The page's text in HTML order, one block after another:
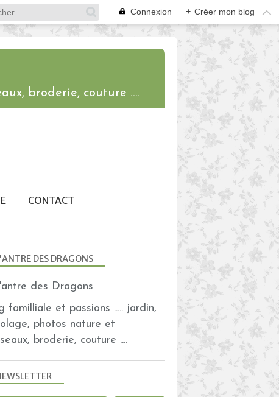
Connexion + Créer mon blog
broderie, couture ....
CONTACT
DES DRAGONS
familliale et passions ..... jardin,
photos nature et
broderie, couture ....